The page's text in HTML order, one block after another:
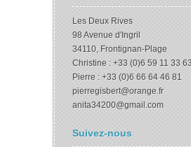
Les Deux Rives
98 Avenue d'Ingril
34110, Frontignan-Plage
Christine : +33 (0)6 59 11 33
Pierre : +33 (0)6 66 64 46 81
pierregisbert@orange.fr
anita34200@gmail.com
Suivez-nous